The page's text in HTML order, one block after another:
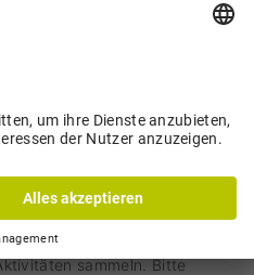
dass ich auf Fotos
dass ich am Zukunftstag bei
AG mich bezüglich meiner
den reCAPTCHA-Service zu
Informationen zu
sammeln. Bitte